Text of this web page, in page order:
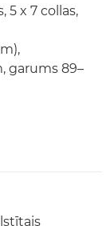
5 x 7 collas,
garums 89–